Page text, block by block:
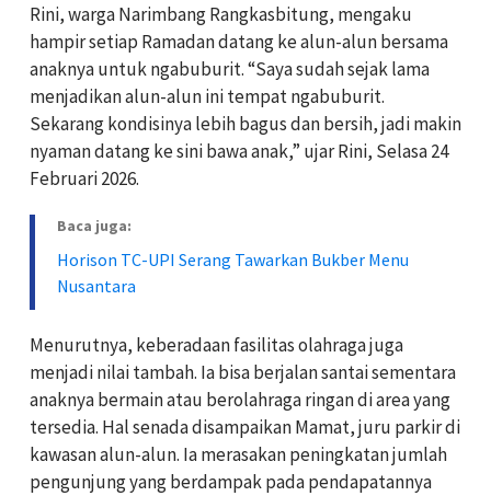
Rini, warga Narimbang Rangkasbitung, mengaku
hampir setiap Ramadan datang ke alun-alun bersama
anaknya untuk ngabuburit. “Saya sudah sejak lama
menjadikan alun-alun ini tempat ngabuburit.
Sekarang kondisinya lebih bagus dan bersih, jadi makin
nyaman datang ke sini bawa anak,” ujar Rini, Selasa 24
Februari 2026.
Baca juga:
Horison TC-UPI Serang Tawarkan Bukber Menu
Nusantara
Menurutnya, keberadaan fasilitas olahraga juga
menjadi nilai tambah. Ia bisa berjalan santai sementara
anaknya bermain atau berolahraga ringan di area yang
tersedia. Hal senada disampaikan Mamat, juru parkir di
kawasan alun-alun. Ia merasakan peningkatan jumlah
pengunjung yang berdampak pada pendapatannya